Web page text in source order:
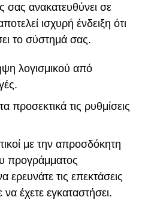
ανακατευθύνει σε
ισχυρή ένδειξη ότι
το σύστημά σας.
λογισμικού από
προσεκτικά τις ρυθμίσεις
με την απροσδόκητη
προγράμματος
ερευνάτε τις επεκτάσεις
έχετε εγκαταστήσει.